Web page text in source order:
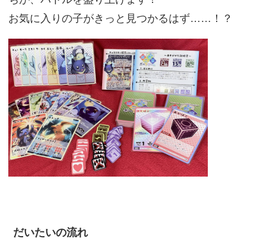
お気に入りの子がきっと見つかるはず……！？
だいたいの流れ